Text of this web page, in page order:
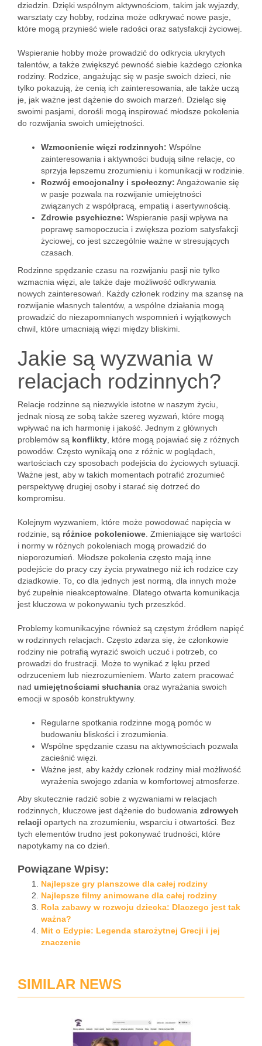
dziedzin. Dzięki wspólnym aktywnościom, takim jak wyjazdy,
warsztaty czy hobby, rodzina może odkrywać nowe pasje,
które mogą przynieść wiele radości oraz satysfakcji życiowej.
Wspieranie hobby może prowadzić do odkrycia ukrytych
talentów, a także zwiększyć pewność siebie każdego członka
rodziny. Rodzice, angażując się w pasje swoich dzieci, nie
tylko pokazują, że cenią ich zainteresowania, ale także uczą
je, jak ważne jest dążenie do swoich marzeń. Dzieląc się
swoimi pasjami, dorośli mogą inspirować młodsze pokolenia
do rozwijania swoich umiejętności.
Wzmocnienie więzi rodzinnych: Wspólne
zainteresowania i aktywności budują silne relacje, co
sprzyja lepszemu zrozumieniu i komunikacji w rodzinie.
Rozwój emocjonalny i społeczny: Angażowanie się
w pasje pozwala na rozwijanie umiejętności
związanych z współpracą, empatią i asertywnością.
Zdrowie psychiczne: Wspieranie pasji wpływa na
poprawę samopoczucia i zwiększa poziom satysfakcji
życiowej, co jest szczególnie ważne w stresujących
czasach.
Rodzinne spędzanie czasu na rozwijaniu pasji nie tylko
wzmacnia więzi, ale także daje możliwość odkrywania
nowych zainteresowań. Każdy członek rodziny ma szansę na
rozwijanie własnych talentów, a wspólne działania mogą
prowadzić do niezapomnianych wspomnień i wyjątkowych
chwil, które umacniają więzi między bliskimi.
Jakie są wyzwania w
relacjach rodzinnych?
Relacje rodzinne są niezwykle istotne w naszym życiu,
jednak niosą ze sobą także szereg wyzwań, które mogą
wpływać na ich harmonię i jakość. Jednym z głównych
problemów są konflikty , które mogą pojawiać się z różnych
powodów. Często wynikają one z różnic w poglądach,
wartościach czy sposobach podejścia do życiowych sytuacji.
Ważne jest, aby w takich momentach potrafić zrozumieć
perspektywę drugiej osoby i starać się dotrzeć do
kompromisu.
Kolejnym wyzwaniem, które może powodować napięcia w
rodzinie, są różnice pokoleniowe . Zmieniające się wartości
i normy w różnych pokoleniach mogą prowadzić do
nieporozumień. Młodsze pokolenia często mają inne
podejście do pracy czy życia prywatnego niż ich rodzice czy
dziadkowie. To, co dla jednych jest normą, dla innych może
być zupełnie nieakceptowalne. Dlatego otwarta komunikacja
jest kluczowa w pokonywaniu tych przeszkód.
Problemy komunikacyjne również są częstym źródłem napięć
w rodzinnych relacjach. Często zdarza się, że członkowie
rodziny nie potrafią wyrazić swoich uczuć i potrzeb, co
prowadzi do frustracji. Może to wynikać z lęku przed
odrzuceniem lub niezrozumieniem. Warto zatem pracować
nad umiejętnościami słuchania oraz wyrażania swoich
emocji w sposób konstruktywny.
Regularne spotkania rodzinne mogą pomóc w
budowaniu bliskości i zrozumienia.
Wspólne spędzanie czasu na aktywnościach pozwala
zacieśnić więzi.
Ważne jest, aby każdy członek rodziny miał możliwość
wyrażenia swojego zdania w komfortowej atmosferze.
Aby skutecznie radzić sobie z wyzwaniami w relacjach
rodzinnych, kluczowe jest dążenie do budowania zdrowych
relacji opartych na zrozumieniu, wsparciu i otwartości. Bez
tych elementów trudno jest pokonywać trudności, które
napotykamy na co dzień.
Powiązane Wpisy:
Najlepsze gry planszowe dla całej rodziny
Najlepsze filmy animowane dla całej rodziny
Rola zabawy w rozwoju dziecka: Dlaczego jest tak
ważna?
Mit o Edypie: Legenda starożytnej Grecji i jej
znaczenie
SIMILAR NEWS